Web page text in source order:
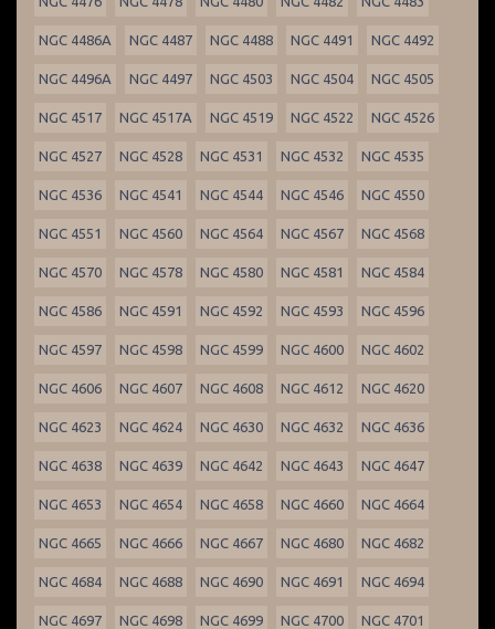
NGC 4486A NGC 4487 NGC 4488 NGC 4491 NGC 4492
NGC 4496A NGC 4497 NGC 4503 NGC 4504 NGC 4505
NGC 4517 NGC 4517A NGC 4519 NGC 4522 NGC 4526
NGC 4527 NGC 4528 NGC 4531 NGC 4532 NGC 4535
NGC 4536 NGC 4541 NGC 4544 NGC 4546 NGC 4550
NGC 4551 NGC 4560 NGC 4564 NGC 4567 NGC 4568
NGC 4570 NGC 4578 NGC 4580 NGC 4581 NGC 4584
NGC 4586 NGC 4591 NGC 4592 NGC 4593 NGC 4596
NGC 4597 NGC 4598 NGC 4599 NGC 4600 NGC 4602
NGC 4606 NGC 4607 NGC 4608 NGC 4612 NGC 4620
NGC 4623 NGC 4624 NGC 4630 NGC 4632 NGC 4636
NGC 4638 NGC 4639 NGC 4642 NGC 4643 NGC 4647
NGC 4653 NGC 4654 NGC 4658 NGC 4660 NGC 4664
NGC 4665 NGC 4666 NGC 4667 NGC 4680 NGC 4682
NGC 4684 NGC 4688 NGC 4690 NGC 4691 NGC 4694
NGC 4697 NGC 4698 NGC 4699 NGC 4700 NGC 4701